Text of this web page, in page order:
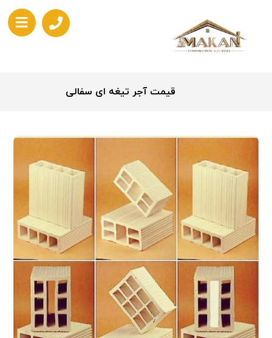
قیمت آجر تیغه ای سفالی